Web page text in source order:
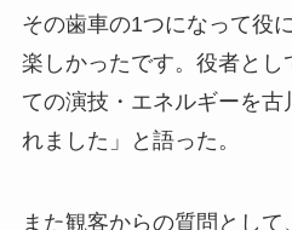
その歯車の1つになって役
楽しかったです。役者とし
ての演技・エネルギーを古
れました」と語った。
また観客からの質問とし